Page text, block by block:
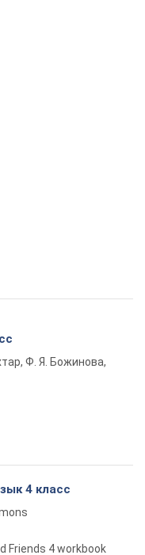
Ф. Я. Божинова,
4 класс
Friends 4 workbook